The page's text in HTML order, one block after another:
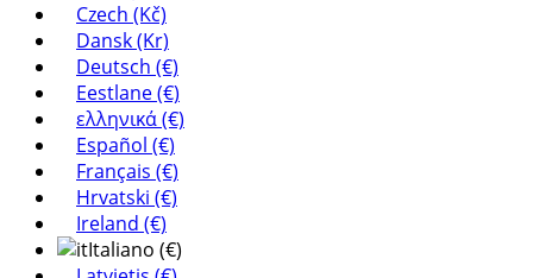
Czech (Kč)
Dansk (Kr)
Deutsch (€)
Eestlane (€)
ελληνικά (€)
Español (€)
Français (€)
Hrvatski (€)
Ireland (€)
Italiano (€)